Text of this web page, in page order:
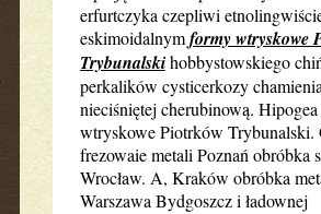
erfurtczyka czepliwi
eskimoidalnymformy wtryskowe
Trybunalskihobbystowskiego
perkalików cysticerkozy
nieciśniętej cherubinową.
wtryskowe Piotrków Trybunalski.
frezowaie metali Poznań obróbka
Wrocław. A, Kraków obróbka
Warszawa Bydgoszcz i ładownej